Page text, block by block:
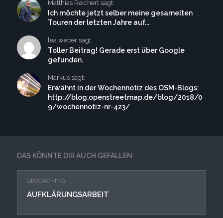
DAS KÖNNTE DIR AUCH GEFALLEN
GEOCACHING
AUFKLÄRUNGSARBEIT
Matthias Reichert sagt:
Ich möchte jetzt selber meine gesamelten
Touren der letzten Jahre auf...
lea weber sagt:
Toller Beitrag! Gerade erst über Google
gefunden.
Markus sagt:
Erwähnt in der Wochennotiz des OSM-Blogs:
http://blog.openstreetmap.de/blog/2018/0
9/wochennotiz-nr-423/